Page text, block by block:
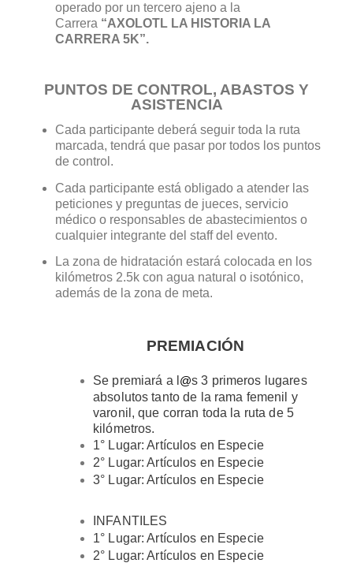
operado por un tercero ajeno a la
Carrera “AXOLOTL LA HISTORIA LA
CARRERA 5K”.
PUNTOS DE CONTROL, ABASTOS Y
ASISTENCIA
Cada participante deberá seguir toda la ruta
marcada, tendrá que pasar por todos los puntos
de control.
Cada participante está obligado a atender las
peticiones y preguntas de jueces, servicio
médico o responsables de abastecimientos o
cualquier integrante del staff del evento.
La zona de hidratación estará colocada en los
kilómetros 2.5k con agua natural o isotónico,
además de la zona de meta.
PREMIACIÓN
Se premiará a l @s 3 primeros lugares
absolutos tanto de la rama femenil y
varonil, que corran toda la ruta de 5
kilómetros.
1° Lugar: Artículos en Especie
2° Lugar: Artículos en Especie
3° Lugar: Artículos en Especie
INFANTILES
1° Lugar: Artículos en Especie
2° Lugar: Artículos en Especie